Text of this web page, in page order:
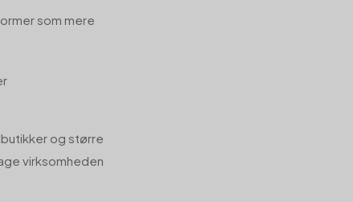
som mere
og større
virksomheden